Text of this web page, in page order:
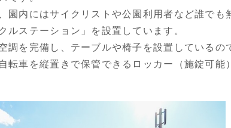
園内にはサイクリストや公園利用者など誰で
ルステーション」を設置しています。
調を完備し、テーブルや椅子を設置しているの
転車を縦置きで保管できるロッカー（施錠可